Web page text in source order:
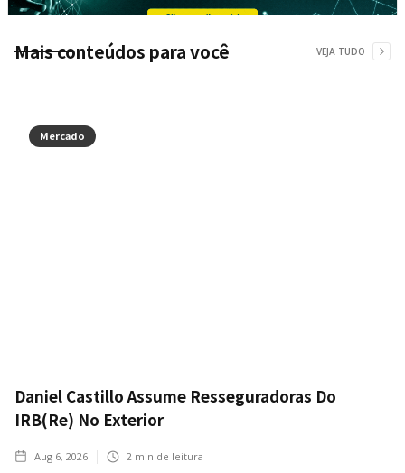
Mais conteúdos para você VEJA TUDO
Mercado
Daniel Castillo Assume Resseguradoras Do
IRB(Re) No Exterior
Aug 6, 2026 2 min de leitura